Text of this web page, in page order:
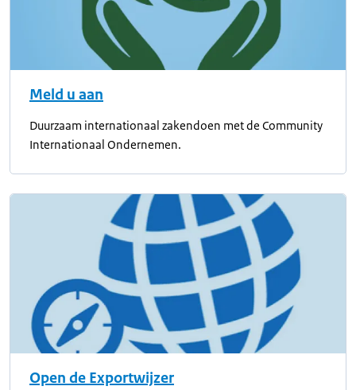
Meld u aan
Duurzaam internationaal zakendoen met de Community
Internationaal Ondernemen.
Open de Exportwijzer